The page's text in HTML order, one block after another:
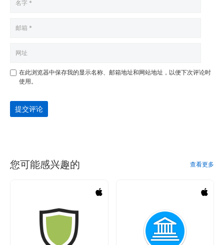
在此浏览器中保存我的显示名称、邮箱地址和网站地址，以便下次评论时
使用。
提交评论
您可能感兴趣的 查看更多